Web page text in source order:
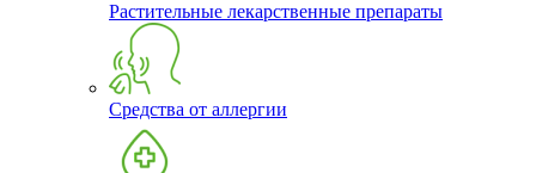
Растительные лекарственные препараты
Средства от аллергии